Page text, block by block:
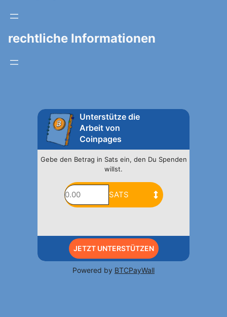
rechtliche Informationen
Unterstütze die
Arbeit von
Coinpages
Gebe den Betrag in Sats ein, den Du Spenden
willst.
JETZT UNTERSTÜTZEN
Powered by BTCPayWall